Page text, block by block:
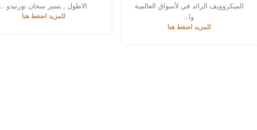
الميكروويف الرائد في لأسواق العالمية
وا...
للمزيد اضغط هنا
الاطول , يتميز سخان تورنيدو ...
للمزيد اضغط هنا